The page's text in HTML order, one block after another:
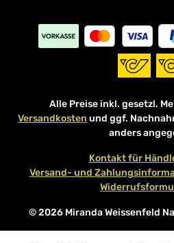
Alle Preise inkl. gesetzl.
Versandkosten und ggf.
anders
© 2026 Miranda Weissenfeld
Kontakt für
Versand- und